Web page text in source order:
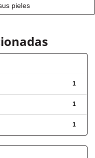
pieles
1
1
1